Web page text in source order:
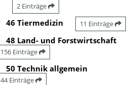
2 Einträge
46 Tiermedizin 11 Einträge
48 Land- und Forstwirtschaft
156 Einträge
50 Technik allgemein
44 Einträge